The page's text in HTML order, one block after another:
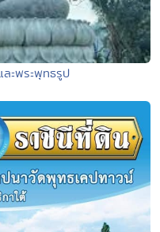
ะพระพุทธรูป